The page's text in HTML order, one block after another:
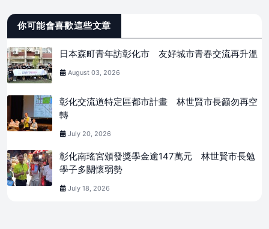
你可能會喜歡這些文章
日本森町青年訪彰化市 友好城市青春交流再升溫
August 03, 2026
彰化交流道特定區都市計畫 林世賢市長籲勿再空
轉
July 20, 2026
彰化南瑤宮頒發獎學金逾147萬元 林世賢市長勉
學子多關懷弱勢
July 18, 2026